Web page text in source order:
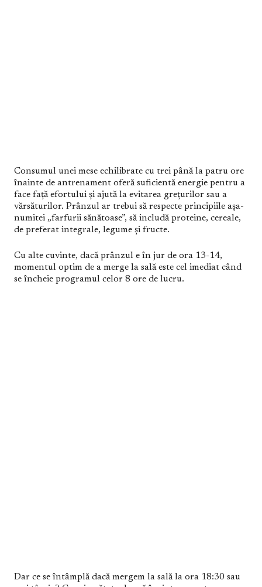
Consumul unei mese echilibrate cu trei până la patru ore
înainte de antrenament oferă suficientă energie pentru a
face față efortului și ajută la evitarea grețurilor sau a
vărsăturilor. Prânzul ar trebui să respecte principiile așa-
numitei „farfurii sănătoase”, să includă proteine, cereale,
de preferat integrale, legume și fructe.
Cu alte cuvinte, dacă prânzul e în jur de ora 13-14,
momentul optim de a merge la sală este cel imediat când
se încheie programul celor 8 ore de lucru.
Dar ce se întâmplă dacă mergem la sală la ora 18:30 sau